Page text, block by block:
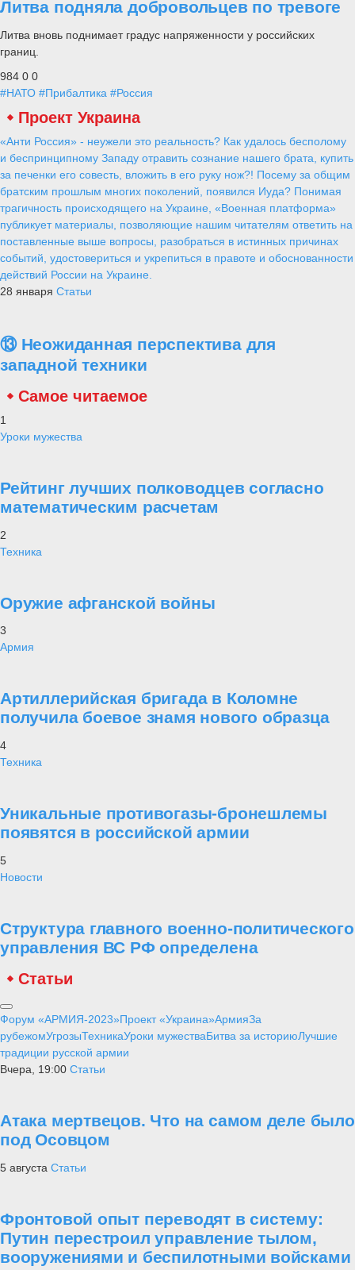
Литва подняла добровольцев по тревоге
Литва вновь поднимает градус напряженности у российских
границ.
984 0 0
#НАТО #Прибалтика #Россия
Северный флот получил премию в
области экологии, сохранения
природного и историко-культурного
наследия России
Alex
21 мая 2019
1 070 0 0
Северные моряки удостоились подобной чести впервые.
командования Северный флот (СФ) впервые в истории стал
лауреатом национальной премии в области географии, экологии,
сохранения и популяризации природного и историко-культурного
наследия России «Хрустальный компас». Моряки, сообщает пресс-
экспедиция». Они представили на конкурс два уникальных
историко-географических проекта, реализованных в 2018 году
гидрографической службой СФ в ходе комплексных
океанографических исследований в Арктике.
Главнокомандующий Военно-Морским Флотом России адмирал
Николай Евменов, по инициативе которого в 2018 году были
компасом».
В ходе комплексной экспедиции Северного флота был проведен
ряд исторических экспериментов по реконструкции маршрутов
первопроходцев архипелага Новая Земля. За три этапа
были пересечены дважды – от моря до моря. Всего в экспедиции
приняли участие 48 человек, а также экипажи одного корабля и
четырех судов.
Военнослужащие СФ выполнили комплекс научных исследований
по рекомендациям Института географии РАН. Радиоэкологический
Во время исследовательских походов в Арктику североморцы
сделали 34 географических открытия. Были обнаружены и
описаны один пролив, 12 островов, 14 мысов, шесть бухт и было
подтверждено исчезновение одного острова.
историко-культурного наследия России. Победители определяются
в 11 номинациях, каждая из которых предполагает высокие
под эгидой Русского географического общества и ПАО «Газпром».
За время существования премии на соискание был выдвинут 2087
проект из 36 стран и 85 регионов России. А в специальной
номинации «Признание общественности» приняли участие более
1,7 млн человек.
и беспринципному Западу отравить сознание нашего брата, купить
за печенки его совесть, вложить в его руку нож?! Посему за общим
трагичность происходящего на Украине, «Военная платформа»
событий, удостовериться и укрепиться в правоте и обоснованности
действий России на Украине.
28 января Статьи